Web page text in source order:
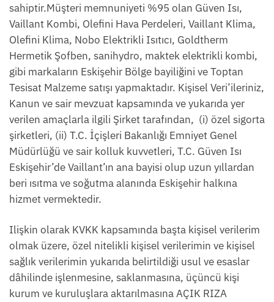
sahiptir.Müşteri memnuniyeti %95 olan Güven Isı,
Vaillant Kombi, Olefini Hava Perdeleri, Vaillant Klima,
Olefini Klima, Nobo Elektrikli Isıtıcı, Goldtherm
Hermetik Şofben, sanihydro, maktek elektrikli kombi,
gibi markaların Eskişehir Bölge bayiliğini ve Toptan
Tesisat Malzeme satışı yapmaktadır. Kişisel Veri’ileriniz,
Kanun ve sair mevzuat kapsamında ve yukarıda yer
verilen amaçlarla ilgili Şirket tarafından, (i) özel sigorta
şirketleri, (ii) T.C. İçişleri Bakanlığı Emniyet Genel
Müdürlüğü ve sair kolluk kuvvetleri, T.C. Güven Isı
Eskişehir’de Vaillant’ın ana bayisi olup uzun yıllardan
beri ısıtma ve soğutma alanında Eskişehir halkına
hizmet vermektedir.
Ilişkin olarak KVKK kapsamında başta kişisel verilerim
olmak üzere, özel nitelikli kişisel verilerimin ve kişisel
sağlık verilerimin yukarıda belirtildiği usul ve esaslar
dâhilinde işlenmesine, saklanmasına, üçüncü kişi
kurum ve kuruluşlara aktarılmasına AÇIK RIZA